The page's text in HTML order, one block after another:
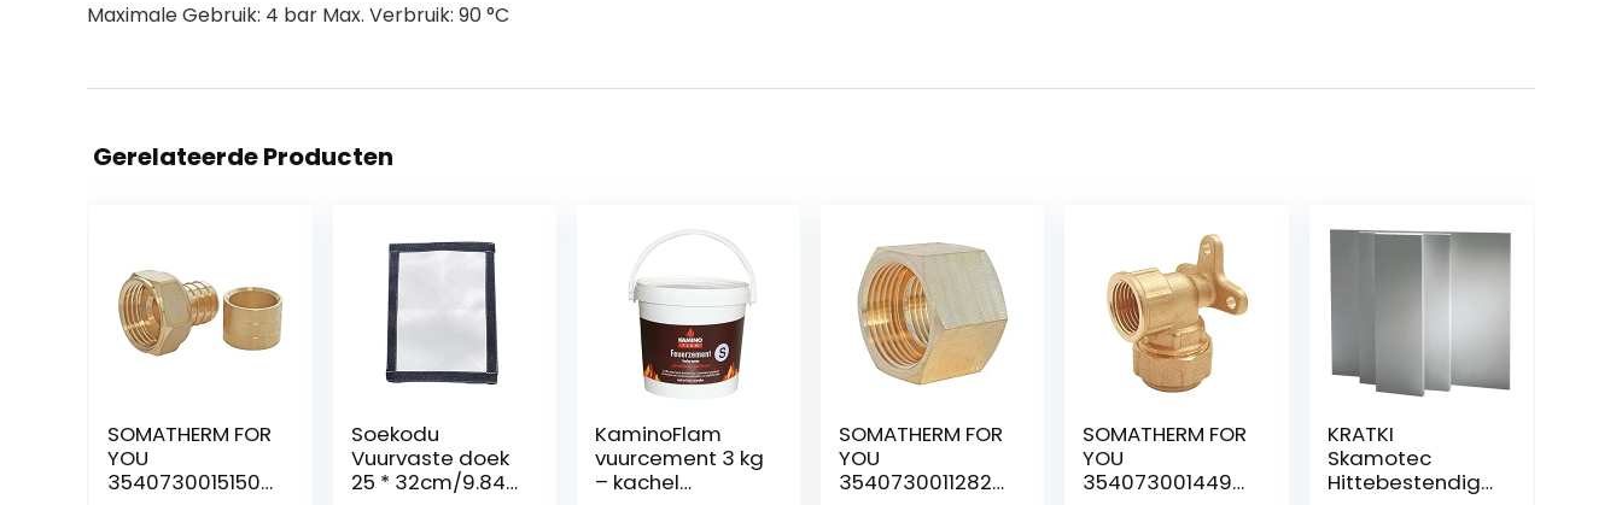
Maximale Gebruik: 4 bar Max. Verbruik: 90 °C
Gerelateerde Producten
SOMATHERM FOR
YOU
3540730015150
Soekodu
Vuurvaste doek
25 * 32cm/9.84 *
KaminoFlam
vuurcement 3 kg
– kachel
SOMATHERM FOR
YOU
3540730011282
SOMATHERM FOR
YOU
3540730014498
KRATKI
Skamotec
Hittebestendige